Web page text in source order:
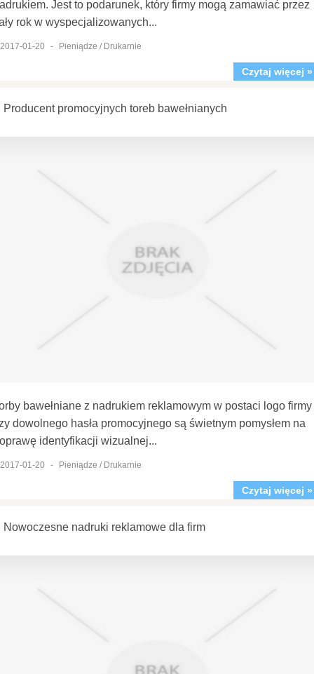
Jest to podarunek, który firmy mogą zamawiać przez
rok w wyspecjalizowanych...
2017-01-20 - Pieniądze / Drukarnie
Czytaj więcej »
Producent promocyjnych toreb bawełnianych
bawełniane z nadrukiem reklamowym w postaci logo firmy
dowolnego hasła promocyjnego są świetnym pomysłem na
identyfikacji wizualnej...
2017-01-20 - Pieniądze / Drukarnie
Czytaj więcej »
Nowoczesne nadruki reklamowe dla firm